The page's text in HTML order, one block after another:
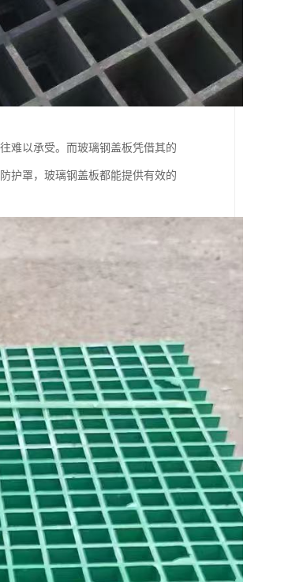
难以承受。而玻璃钢盖板凭借其的
护罩，玻璃钢盖板都能提供有效的